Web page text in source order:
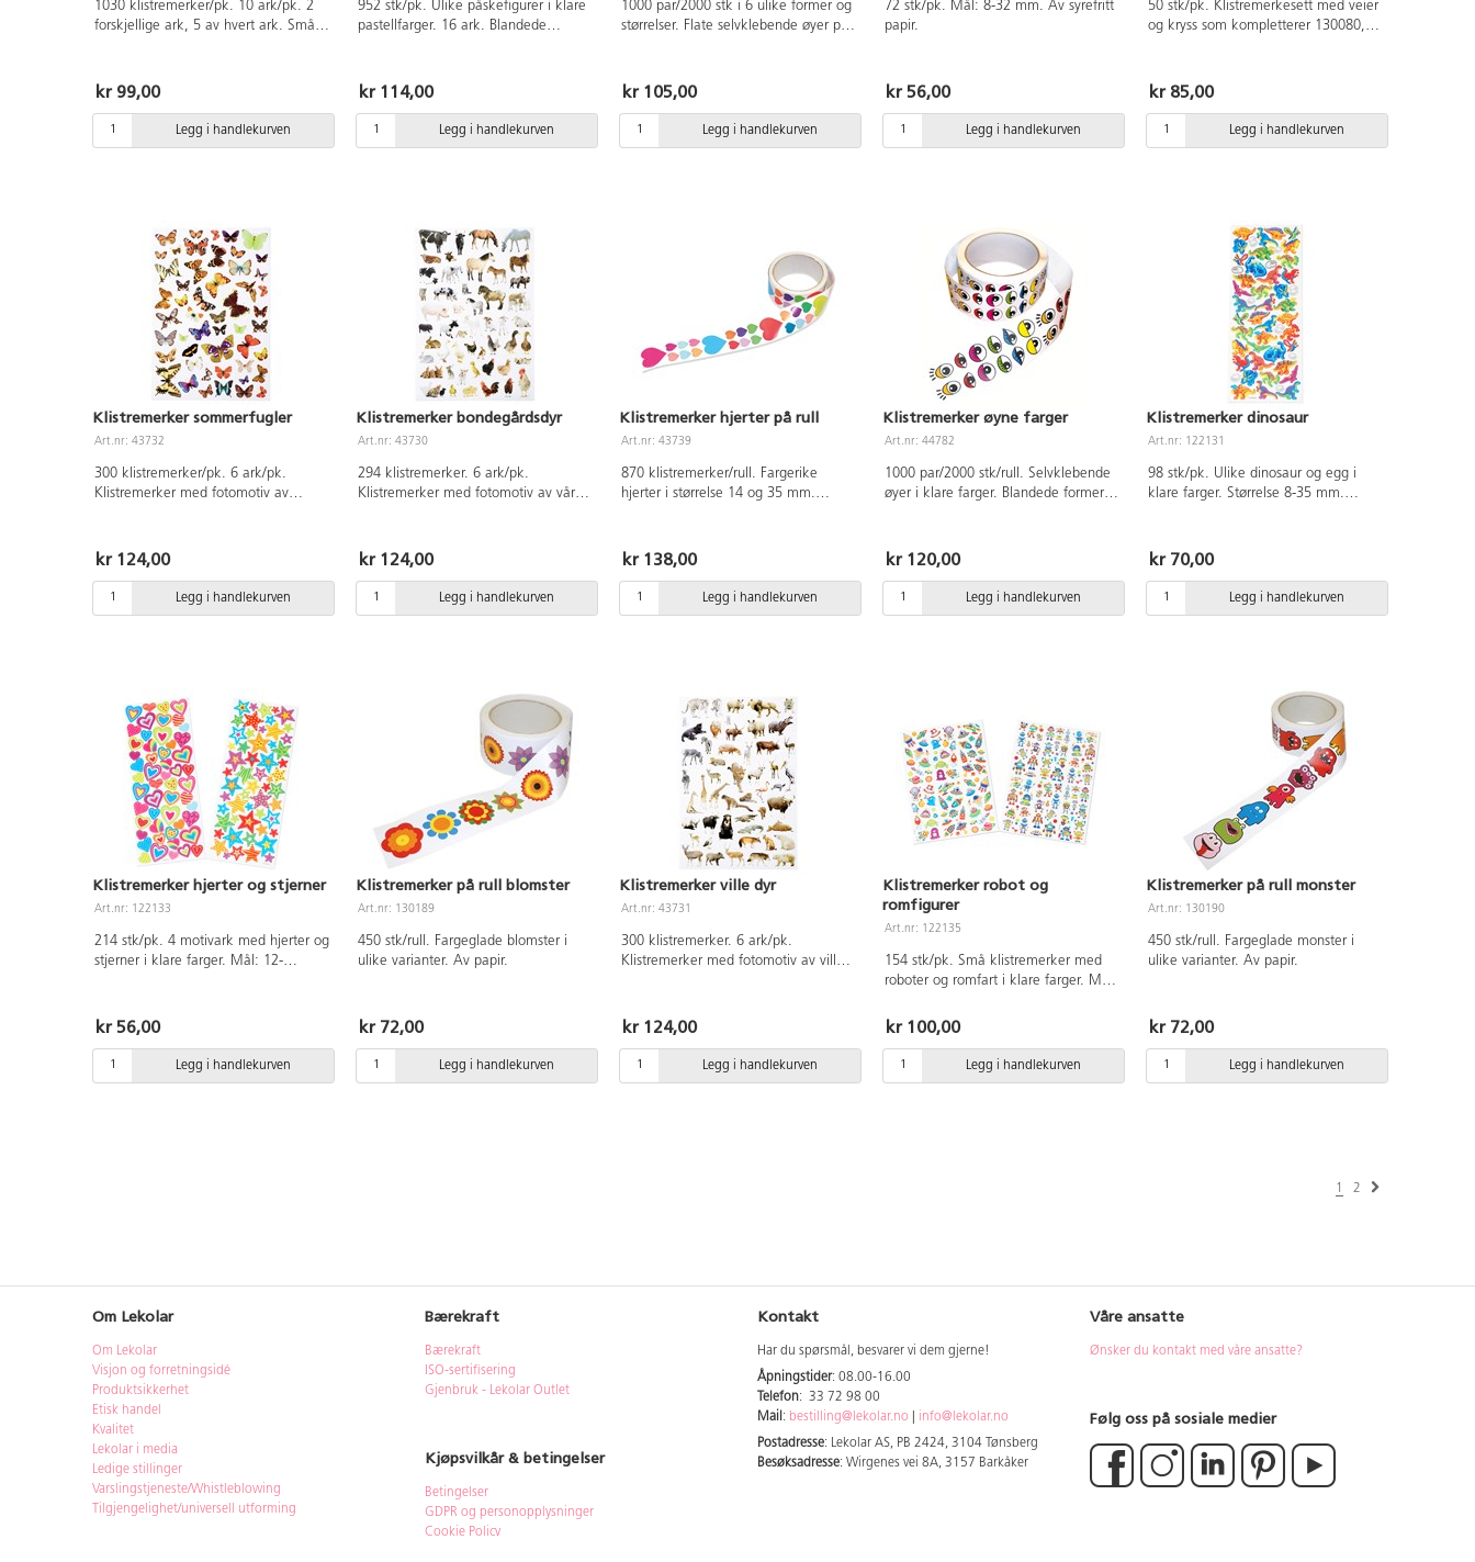
1030 klistremerker/pk. 10 ark/pk. 2
forskjellige ark, 5 av hvert ark. Små,
kr 99,00
Legg i handlekurven
952 stk/pk. Ulike påskefigurer i klare
pastellfarger. 16 ark. Blandede
kr 114,00
Legg i handlekurven
1000 par/2000 stk i 6 ulike former og
størrelser. Flate selvklebende øyer på
kr 105,00
Legg i handlekurven
72 stk/pk. Mål: 8-32 mm. Av syrefritt
papir.
kr 56,00
Legg i handlekurven
50 stk/pk. Klistremerkesett med veier
og kryss som kompletterer 130080,
å få bort dersom de har sittet for
lenge. 12 ark med 10 ulike former.
Bredde 8 cm. Av papir.
kr 85,00
Legg i handlekurven
Klistremerker sommerfugler
Art.nr: 43732
300 klistremerker/pk. 6 ark/pk.
Klistremerker med fotomotiv av
kr 124,00
Legg i handlekurven
Klistremerker bondegårdsdyr
Art.nr: 43730
294 klistremerker. 6 ark/pk.
Klistremerker med fotomotiv av våre
kr 124,00
Legg i handlekurven
Klistremerker hjerter på rull
Art.nr: 43739
870 klistremerker/rull. Fargerike
hjerter i størrelse 14 og 35 mm.
kr 138,00
Legg i handlekurven
Klistremerker øyne farger
Art.nr: 44782
1000 par/2000 stk/rull. Selvklebende
øyer i klare farger. Blandede former,
kr 120,00
Legg i handlekurven
Klistremerker dinosaur
Art.nr: 122131
98 stk/pk. Ulike dinosaur og egg i
klare farger. Størrelse 8-35 mm.
kr 70,00
Legg i handlekurven
Klistremerker hjerter og stjerner
Art.nr: 122133
214 stk/pk. 4 motivark med hjerter og
stjerner i klare farger. Mål: 12-
kr 56,00
Legg i handlekurven
Klistremerker på rull blomster
Art.nr: 130189
450 stk/rull. Fargeglade blomster i
ulike varianter. Av papir.
kr 72,00
Legg i handlekurven
Klistremerker ville dyr
Art.nr: 43731
300 klistremerker. 6 ark/pk.
Klistremerker med fotomotiv av ville
kr 124,00
Legg i handlekurven
Klistremerker robot og
romfigurer
Art.nr: 122135
154 stk/pk. Små klistremerker med
roboter og romfart i klare farger. Mål:
kr 100,00
Legg i handlekurven
Klistremerker på rull monster
Art.nr: 130190
450 stk/rull. Fargeglade monster i
ulike varianter. Av papir.
kr 72,00
Legg i handlekurven
1 2
Om Lekolar
Om Lekolar
Visjon og forretningsidé
Produktsikkerhet
Etisk handel
Kvalitet
Lekolar i media
Ledige stillinger
Varslingstjeneste/Whistleblowing
Tilgjengelighet/universell utforming
Bærekraft
Bærekraft
ISO-sertifisering
Gjenbruk - Lekolar Outlet
Kjøpsvilkår & betingelser
Betingelser
GDPR og personopplysninger
Cookie Policy
Kontakt
Har du spørsmål, besvarer vi dem gjerne!
Åpningstider: 08.00-16.00
Telefon: 33 72 98 00
Mail : bestilling@lekolar.no
info@lekolar.no
Postadresse: Lekolar AS, PB 2424, 3104 Tønsberg
Besøksadresse: Wirgenes vei 8A, 3157 Barkåker
Våre ansatte
Ønsker du kontakt med våre ansatte?
Følg oss på sosiale medier